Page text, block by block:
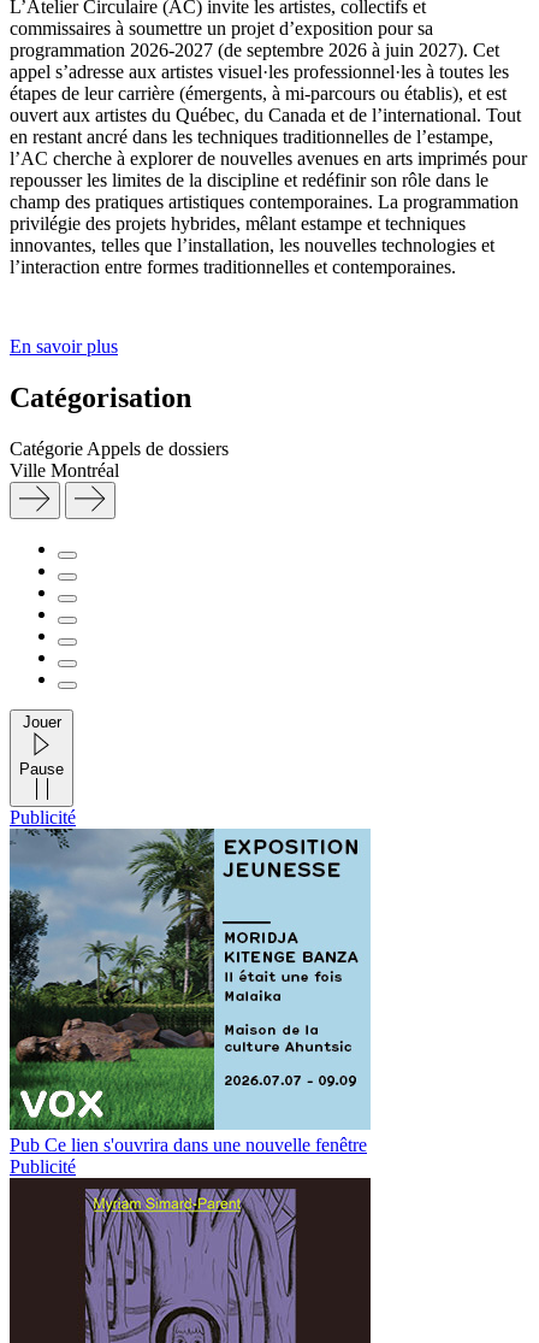
L’Atelier Circulaire (AC) invite les artistes, collectifs et
commissaires à soumettre un projet d’exposition pour sa
programmation 2026-2027 (de septembre 2026 à juin 2027). Cet
appel s’adresse aux artistes visuel·les professionnel·les à toutes les
étapes de leur carrière (émergents, à mi-parcours ou établis), et est
ouvert aux artistes du Québec, du Canada et de l’international. Tout
en restant ancré dans les techniques traditionnelles de l’estampe,
l’AC cherche à explorer de nouvelles avenues en arts imprimés pour
repousser les limites de la discipline et redéfinir son rôle dans le
champ des pratiques artistiques contemporaines. La programmation
privilégie des projets hybrides, mêlant estampe et techniques
innovantes, telles que l’installation, les nouvelles technologies et
l’interaction entre formes traditionnelles et contemporaines.
En savoir plus
Catégorisation
Catégorie Appels de dossiers
Ville Montréal
Jouer
Pause
Publicité
Pub Ce lien s'ouvrira dans une nouvelle fenêtre
Publicité